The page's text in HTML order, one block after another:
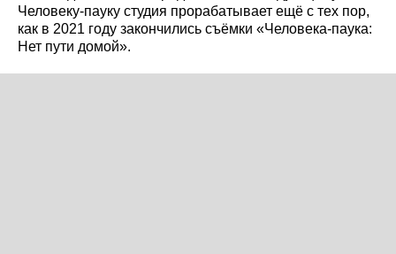
Человеку-пауку студия прорабатывает ещё с тех пор,
как в 2021 году закончились съёмки «Человека-паука:
Нет пути домой».